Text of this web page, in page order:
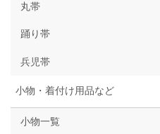
丸帯
踊り帯
兵児帯
小物・着付け用品など
小物一覧